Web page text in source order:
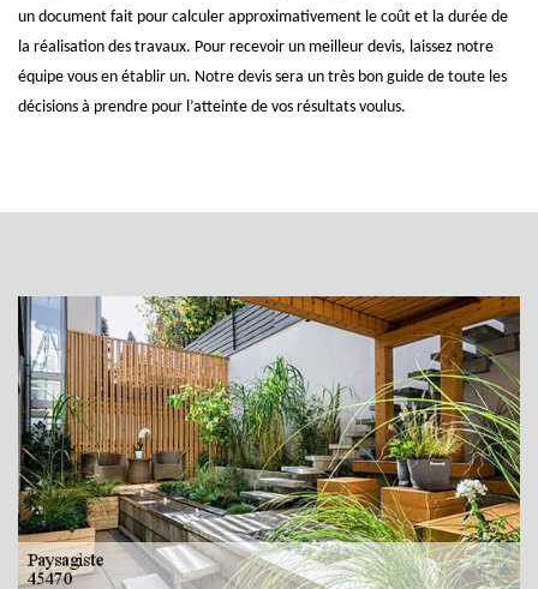
un document fait pour calculer approximativement le coût et la durée de
la réalisation des travaux. Pour recevoir un meilleur devis, laissez notre
équipe vous en établir un. Notre devis sera un très bon guide de toute les
décisions à prendre pour l’atteinte de vos résultats voulus.